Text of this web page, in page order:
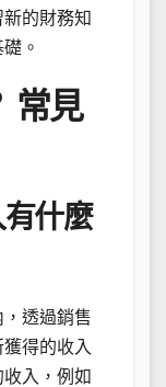
的財務知
。
常見
什麼
透過銷售
得的收入
入，例如